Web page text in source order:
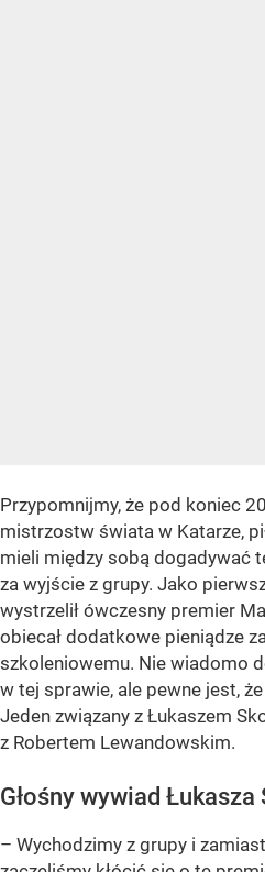
Przypomnijmy, że pod koniec
mistrzostw świata w Katarze,
mieli między sobą dogadywać
za wyjście z grupy. Jako
wystrzelił ówczesny premier
obiecał dodatkowe pieniądze
szkoleniowemu. Nie wiadomo
w tej sprawie, ale pewne jest,
Jeden związany z Łukaszem
z Robertem Lewandowskim.
Głośny wywiad
– Wychodzimy z grupy i